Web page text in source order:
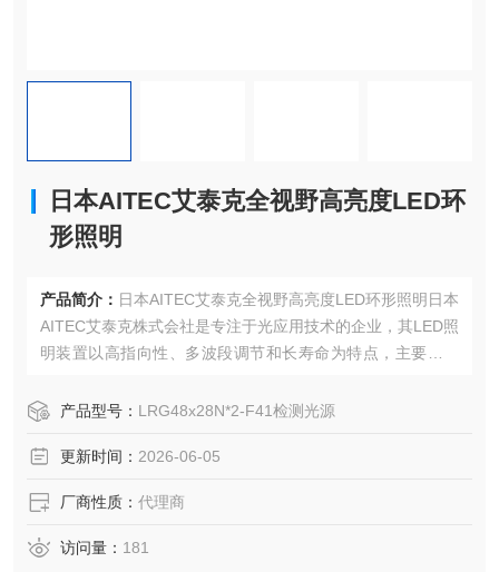
日本AITEC艾泰克全视野高亮度LED环
形照明
产品简介： 日本AITEC艾泰克全视野高亮度LED环形照明日本
AITEC艾泰克株式会社是专注于光应用技术的企业，其LED照
明装置以高指向性、多波段调节和长寿命为特点，主要应用
月，事业内容：图像处理LED照明装置及点灯电源的设计，
计，制造。
产品型号： LRG48x28N*2-F41检测光源
更新时间： 2026-06-05
厂商性质： 代理商
访问量： 181